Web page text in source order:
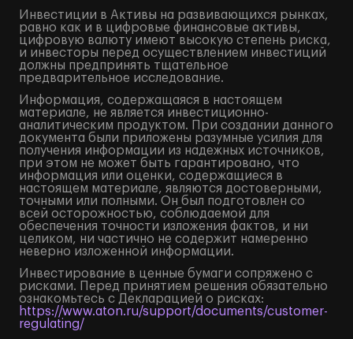
Инвестиции в Активы на развивающихся рынках,
равно как и в цифровые финансовые активы,
цифровую валюту имеют высокую степень риска,
и инвесторы перед осуществлением инвестиций
должны предпринять тщательное
предварительное исследование.
Информация, содержащаяся в настоящем
материале, не является инвестиционно-
аналитическим продуктом. При создании данного
документа были приложены разумные усилия для
получения информации из надежных источников,
при этом не может быть гарантировано, что
информация или оценки, содержащиеся в
настоящем материале, являются достоверными,
точными или полными. Он был подготовлен со
всей осторожностью, соблюдаемой для
обеспечения точности изложения фактов, и ни
целиком, ни частично не содержит намеренно
неверно изложенной информации.
Инвестирование в ценные бумаги сопряжено с
рисками. Перед принятием решения обязательно
ознакомьтесь с Декларацией о рисках:
https://www.aton.ru/support/documents/customer-
regulating/